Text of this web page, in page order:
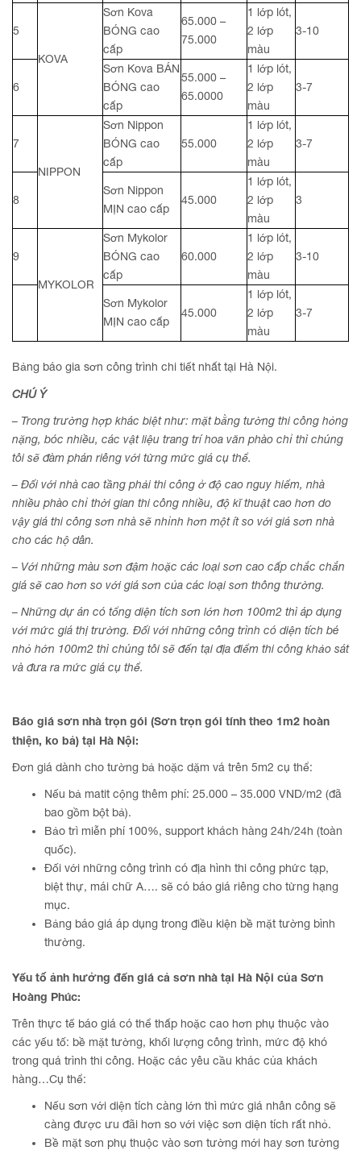
5
KOVA
Sơn Kova
BÓNG cao
cấp
65.000 –
75.000
1 lớp lót,
2 lớp
màu
3-10
6
Sơn Kova BÁN
BÓNG cao
cấp
55.000 –
65.0000
1 lớp lót,
2 lớp
màu
3-7
7
NIPPON
Sơn Nippon
BÓNG cao
cấp
55.000
1 lớp lót,
2 lớp
màu
3-7
8
Sơn Nippon
MỊN cao cấp
45.000
1 lớp lót,
2 lớp
màu
3
9
MYKOLOR
Sơn Mykolor
BÓNG cao
cấp
60.000
1 lớp lót,
2 lớp
màu
3-10
Sơn Mykolor
MỊN cao cấp
45.000
1 lớp lót,
2 lớp
màu
3-7
Bảng báo gia sơn công trình chi tiết nhất tại Hà Nội.
CHÚ Ý
– Trong trường hợp khác biệt như: mặt bằng tường thi công hỏng
nặng, bóc nhiều, các vật liệu trang trí hoa văn phào chỉ thì chúng
tôi sẽ đàm phán riêng với từng mức giá cụ thể.
– Đối với nhà cao tầng phải thi công ở độ cao nguy hiểm, nhà
nhiều phào chỉ thời gian thi công nhiều, độ kĩ thuật cao hơn do
vậy giá thi công sơn nhà sẽ nhỉnh hơn một ít so với giá sơn nhà
cho các hộ dân.
– Với những màu sơn đậm hoặc các loại sơn cao cấp chắc chắn
giá sẽ cao hơn so với giá sơn của các loại sơn thông thường.
– Những dự án có tổng diện tích sơn lớn hơn 100m2 thì áp dụng
với mức giá thị trường. Đối với những công trình có diện tích bé
nhỏ hớn 100m2 thì chúng tôi sẽ đến tại địa điểm thi công khảo sát
và đưa ra mức giá cụ thể.
Báo giá sơn nhà trọn gói (Sơn trọn gói tính theo 1m2 hoàn
thiện, ko bả) tại Hà Nội:
Đơn giá dành cho tường bả hoặc dặm vá trên 5m2 cụ thể:
Nếu bả matit cộng thêm phí: 25.000 – 35.000 VND/m2 (đã
bao gồm bột bả).
Bảo trì miễn phí 100%, support khách hàng 24h/24h (toàn
quốc).
Đối với những công trình có địa hình thi công phức tạp,
biệt thự, mái chữ A…. sẽ có báo giá riêng cho từng hạng
mục.
Bảng báo giá áp dụng trong điều kiện bề mặt tường bình
thường.
Yếu tố ảnh hưởng đến giá cả sơn nhà tại Hà Nội của Sơn
Hoàng Phúc:
Trên thực tế báo giá có thể thấp hoặc cao hơn phụ thuộc vào
các yếu tố: bề mặt tường, khối lượng công trình, mức độ khó
trong quá trình thi công. Hoặc các yêu cầu khác của khách
hàng…Cụ thể:
Nếu sơn với diện tích càng lớn thì mức giá nhân công sẽ
càng được ưu đãi hơn so với việc sơn diện tích rất nhỏ.
Bề mặt sơn phụ thuộc vào sơn tường mới hay sơn tường